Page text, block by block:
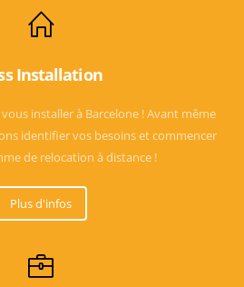
Installation
vous installer à Barcelone ! Avant même
identifier vos besoins et commencer
de relocation à distance !
Plus d'infos